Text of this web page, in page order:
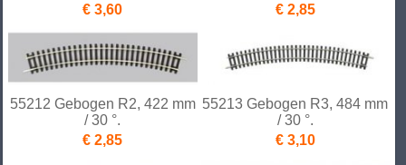
€ 3,60
€ 2,85
55212 Gebogen R2, 422 mm
/ 30 °.
€ 2,85
55213 Gebogen R3, 484 mm
/ 30 °.
€ 3,10